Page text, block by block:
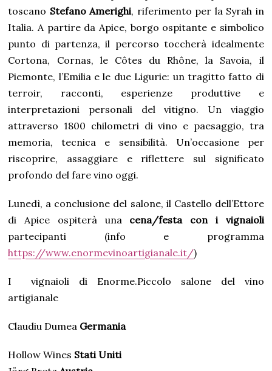
toscano Stefano Amerighi, riferimento per la Syrah in
Italia. A partire da Apice, borgo ospitante e simbolico
punto di partenza, il percorso toccherà idealmente
Cortona, Cornas, le Côtes du Rhône, la Savoia, il
Piemonte, l’Emilia e le due Ligurie: un tragitto fatto di
terroir, racconti, esperienze produttive e
interpretazioni personali del vitigno. Un viaggio
attraverso 1800 chilometri di vino e paesaggio, tra
memoria, tecnica e sensibilità. Un’occasione per
riscoprire, assaggiare e riflettere sul significato
profondo del fare vino oggi.
Lunedì, a conclusione del salone, il Castello dell’Ettore
di Apice ospiterà una cena/festa con i vignaioli
partecipanti (info e programma
https://www.enormevinoartigianale.it/)
I
vignaioli di Enorme.Piccolo salone del vino
artigianale
Claudiu Dumea Germania
Hollow Wines Stati Uniti